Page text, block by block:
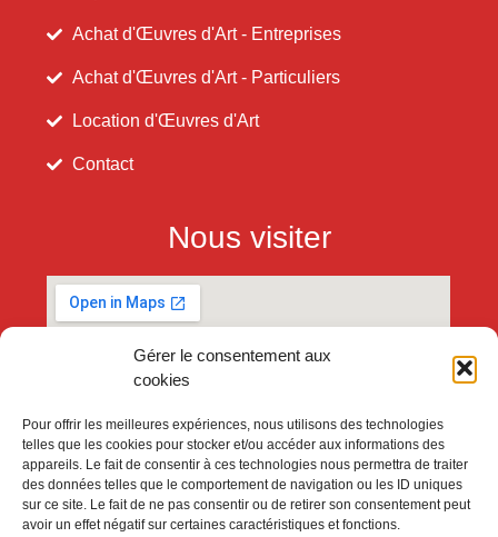
Gérer le consentement aux
cookies
Pour offrir les meilleures expériences, nous utilisons des technologies
telles que les cookies pour stocker et/ou accéder aux informations des
appareils. Le fait de consentir à ces technologies nous permettra de traiter
des données telles que le comportement de navigation ou les ID uniques
sur ce site. Le fait de ne pas consentir ou de retirer son consentement peut
avoir un effet négatif sur certaines caractéristiques et fonctions.
Achat d'Œuvres d'Art - Entreprises
Achat d'Œuvres d'Art - Particuliers
Location d'Œuvres d'Art
Contact
Nous visiter